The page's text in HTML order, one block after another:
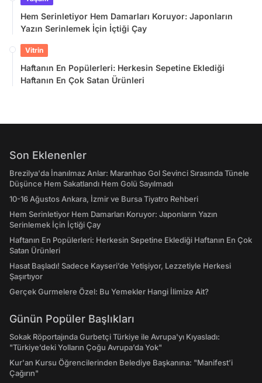
Hem Serinletiyor Hem Damarları Koruyor: Japonların
Yazın Serinlemek İçin İçtiği Çay
Vitrin
Haftanın En Popülerleri: Herkesin Sepetine Eklediği
Haftanın En Çok Satan Ürünleri
Son Eklenenler
Brezilya'da İnanılmaz Anlar: Maranhao Gol Sevinci Sırasında Tünele
Düşünce Hem Sakatlandı Hem Golü Sayılmadı
10-16 Ağustos Ankara, İzmir ve Bursa Tiyatro Rehberi
Hem Serinletiyor Hem Damarları Koruyor: Japonların Yazın
Serinlemek İçin İçtiği Çay
Haftanın En Popülerleri: Herkesin Sepetine Eklediği Haftanın En Çok
Satan Ürünleri
Hasat Başladı! Sadece Kayseri’de Yetişiyor, Lezzetiyle Herkesi
Şaşırtıyor
Gerçek Gurmelere Özel: Bu Yemekler Hangi İlimize Ait?
Günün Popüler Başlıkları
Sokak Röportajında Gurbetçi Türkiye ile Avrupa'yı Kıyasladı:
"Türkiye’deki Yolların Çoğu Avrupa’da Yok"
Kur'an Kursu Öğrencilerinden Belediye Başkanına: "Manifest’i
Çağırın"